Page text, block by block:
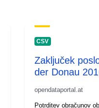
CSV
Zaključek
der Donau
opendataportal.at
Potrditev obračunov